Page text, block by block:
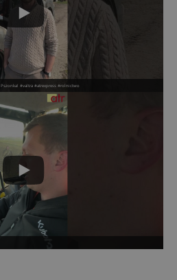
#valtra #atrexpress #rolnictwo